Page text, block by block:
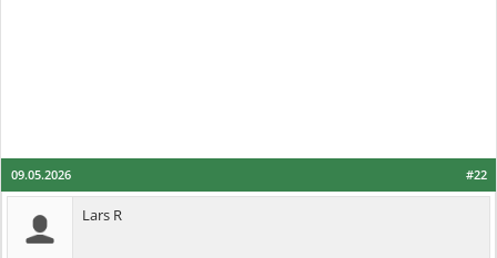
#22
09.05.2026
Lars R